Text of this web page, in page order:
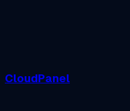
CloudPanel